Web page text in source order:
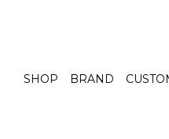
SHOP BRAND